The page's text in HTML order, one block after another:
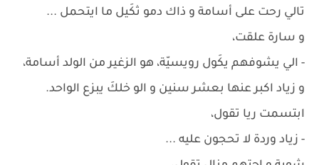
تالي رحت على أسامة و ذاك دمو ثكَيل ما ايتحمل ...
و سارة علقت،
- الي يشوفهم يكَول رويسيّة، هو الزغير من الولد أسامة،
و زياد اكبر عنها بعشر سنين و الو خلكَ يبزع الواحد.
ابتسمت ريا تقول،
- زياد وردة لا تحجون عليه ...